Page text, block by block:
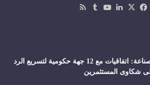
فيسبوك
‫X لينكدإن‫YouTube
الصناعة: اتفاقيات مع 12 جهة حكومية لتسريع الرد
شكاوى المستثمرين